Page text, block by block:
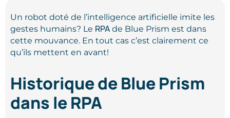
Un robot doté de l’intelligence artificielle imite les
gestes humains? Le RPA de Blue Prism est dans
cette mouvance. En tout cas c’est clairement ce
qu’ils mettent en avant!
Historique de Blue Prism
dans le RPA